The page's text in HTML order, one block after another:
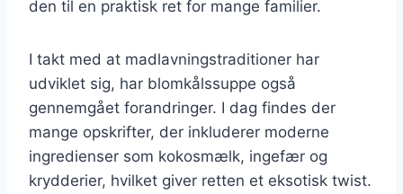
den til en praktisk ret for mange familier.
I takt med at madlavningstraditioner har
udviklet sig, har blomkålssuppe også
gennemgået forandringer. I dag findes der
mange opskrifter, der inkluderer moderne
ingredienser som kokosmælk, ingefær og
krydderier, hvilket giver retten et eksotisk twist.